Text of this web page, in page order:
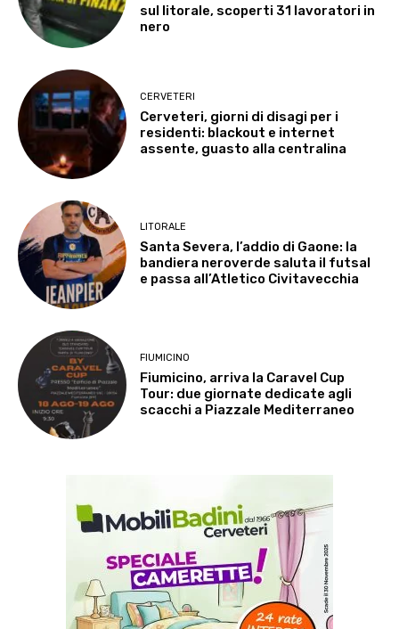
sul litorale, scoperti 31 lavoratori in
nero
CERVETERI
Cerveteri, giorni di disagi per i
residenti: blackout e internet
assente, guasto alla centralina
LITORALE
Santa Severa, l’addio di Gaone: la
bandiera neroverde saluta il futsal
e passa all’Atletico Civitavecchia
FIUMICINO
Fiumicino, arriva la Caravel Cup
Tour: due giornate dedicate agli
scacchi a Piazzale Mediterraneo